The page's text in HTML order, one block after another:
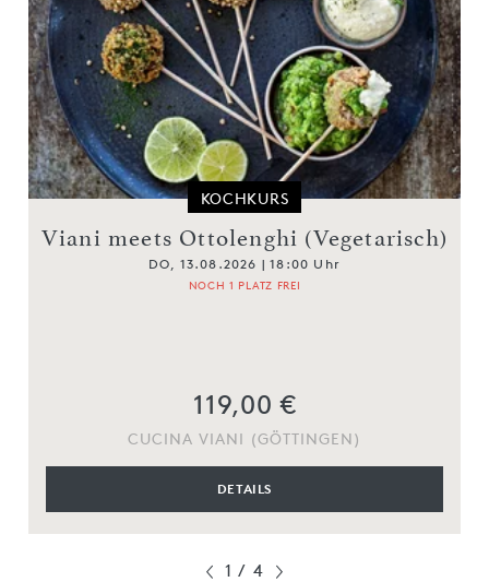
KOCHKURS
Viani meets Ottolenghi (Vegetarisch)
DO, 13.08.2026 | 18:00 Uhr
NOCH 1 PLATZ FREI
119,00 €
CUCINA VIANI (GÖTTINGEN)
DETAILS
1 / 4